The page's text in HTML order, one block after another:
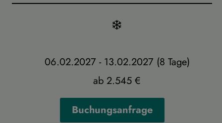
06.02.2027 - 13.02.2027 (8 Tage)
ab 2.545 €
Buchungsanfrage